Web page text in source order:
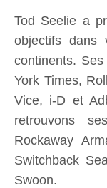
Tod Seelie a
objectifs dans
continents.
York Times,
Vice, i-D et
retrouvons
Rockaway
Switchback
Swoon.